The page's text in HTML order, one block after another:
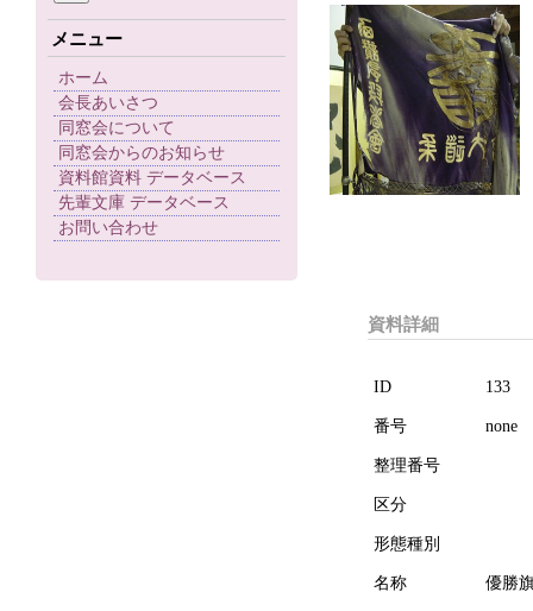
メニュー
ホーム
会長あいさつ
同窓会について
同窓会からのお知らせ
資料館資料 データベース
先輩文庫 データベース
お問い合わせ
資料詳細
ID 133
番号 none
整理番号
区分
形態種別
名称 優勝